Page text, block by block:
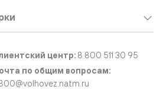
центр: 8 800 511 30 95
по общим вопросам: